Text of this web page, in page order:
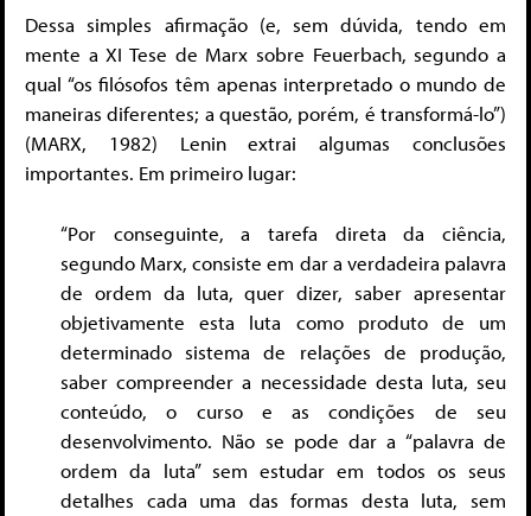
Dessa simples afirmação (e, sem dúvida, tendo em
mente a XI Tese de Marx sobre Feuerbach, segundo a
qual “os filósofos têm apenas interpretado o mundo de
maneiras diferentes; a questão, porém, é transformá-lo”)
(MARX, 1982) Lenin extrai algumas conclusões
importantes. Em primeiro lugar:
“Por conseguinte, a tarefa direta da ciência,
segundo Marx, consiste em dar a verdadeira palavra
de ordem da luta, quer dizer, saber apresentar
objetivamente esta luta como produto de um
determinado sistema de relações de produção,
saber compreender a necessidade desta luta, seu
conteúdo, o curso e as condições de seu
desenvolvimento. Não se pode dar a “palavra de
ordem da luta” sem estudar em todos os seus
detalhes cada uma das formas desta luta, sem